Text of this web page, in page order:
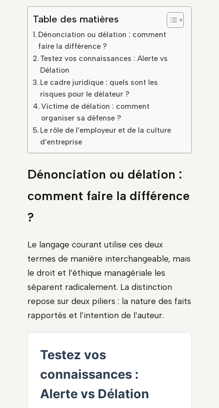
Table des matières
Dénonciation ou délation : comment
faire la différence ?
Testez vos connaissances : Alerte vs
Délation
Le cadre juridique : quels sont les
risques pour le délateur ?
Victime de délation : comment
organiser sa défense ?
Le rôle de l’employeur et de la culture
d’entreprise
Dénonciation ou délation :
comment faire la différence
?
Le langage courant utilise ces deux
termes de manière interchangeable, mais
le droit et l’éthique managériale les
séparent radicalement. La distinction
repose sur deux piliers : la nature des faits
rapportés et l’intention de l’auteur.
Testez vos
connaissances :
Alerte vs Délation